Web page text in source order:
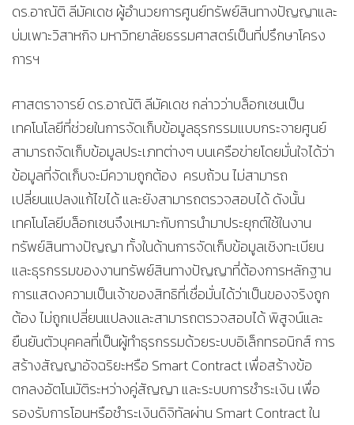
ดร.อาณัติ ลีมัคเดช ผู้อำนวยการศูนย์ทรัพย์สินทางปัญญาและ
บ่มเพาะวิสาหกิจ มหาวิทยาลัยธรรมศาสตร์เป็นที่ปรึกษาโครง
การฯ
ศาสตราจารย์ ดร.อาณัติ ลีมัคเดช กล่าวว่าบล็อกเชนเป็น
เทคโนโลยีที่ช่วยในการจัดเก็บข้อมูลธุรกรรมแบบกระจายศูนย์
สามารถจัดเก็บข้อมูลประเภทต่างๆ บนเครือข่ายโดยมั่นใจได้ว่า
ข้อมูลที่จัดเก็บจะมีความถูกต้อง ครบถ้วน ไม่สามารถ
เปลี่ยนแปลงแก้ไขได้ และยังสามารถตรวจสอบได้ ดังนั้น
เทคโนโลยีบล็อกเชนจึงเหมาะกับการนำมาประยุกต์ใช้ในงาน
ทรัพย์สินทางปัญญา ทั้งในด้านการจัดเก็บข้อมูลเชิงทะเบียน
และธุรกรรมของงานทรัพย์สินทางปัญญาที่ต้องการหลักฐาน
การแสดงความเป็นเจ้าของสิทธิที่เชื่อมั่นได้ว่าเป็นของจริงถูก
ต้อง ไม่ถูกเปลี่ยนแปลงและสามารถตรวจสอบได้ พิสูจน์และ
ยืนยันตัวบุคคลที่เป็นผู้ทำธุรกรรมด้วยระบบอิเล็กทรอนิกส์ การ
สร้างสัญญาอัจฉริยะหรือ Smart Contract เพื่อสร้างข้อ
ตกลงอัตโนมัติระหว่างคู่สัญญา และระบบการชำระเงิน เพื่อ
รองรับการโอนหรือชำระเงินดิจิทัลผ่าน Smart Contract ใน